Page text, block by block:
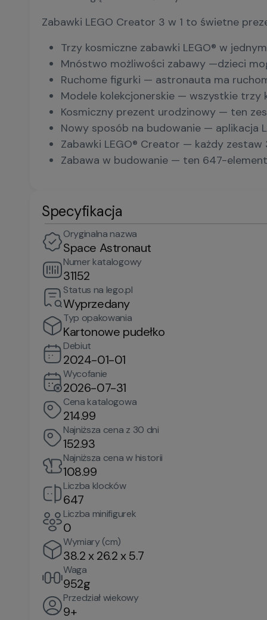
Zabawki LEGO Creator 3 w 1 to świetne
Trzy kosmiczne zabawki LEGO® w
Mnóstwo możliwości zabawy —dzieci
Ruchome figurki — astronauta ma
Modele kolekcjonerskie — wszystkie trzy
Kosmiczny prezent urodzinowy — ten
Nowy sposób na budowanie — aplikacja
Zabawki LEGO® Creator — każdy
Zabawa w budowanie — ten 647-
Specyfikacja
Oryginalna nazwa
Space Astronaut
Numer katalogowy
31152
Status na lego.pl
Wyprzedany
Typ opakowania
Kartonowe pudełko
Debiut
2024-01-01
Wycofanie
2026-07-31
Cena katalogowa
214.99
Najniższa cena z 30 dni
152.93
Najniższa cena w historii
108.99
Liczba klocków
647
Liczba minifigurek
0
Wymiary (cm)
38.2 x 26.2 x 5.7
Waga
952g
Przedział wiekowy
9+